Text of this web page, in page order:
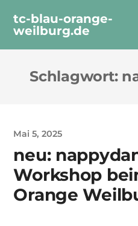
tc-blau-orange-
weilburg.de
Schlagwort:
Mai 5, 2025
neu:
Workshop
Orange